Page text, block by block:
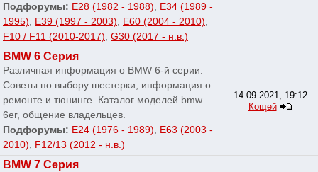
Подфорумы: E28 (1982 - 1988), E34 (1989 -
1995), E39 (1997 - 2003), E60 (2004 - 2010),
F10 / F11 (2010-2017), G30 (2017 - н.в.)
BMW 6 Серия
Различная информация о BMW 6-й серии.
Советы по выбору шестерки, информация о
ремонте и тюнинге. Каталог моделей bmw
6er, общение владельцев.
Подфорумы: E24 (1976 - 1989), E63 (2003 -
2010), F12/13 (2012 - н.в.)
14 09 2021, 19:12
Кощей
BMW 7 Серия